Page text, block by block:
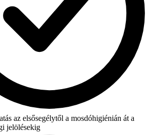
az elsősegélytől a mosdóhigiénián át a
jelölésekig